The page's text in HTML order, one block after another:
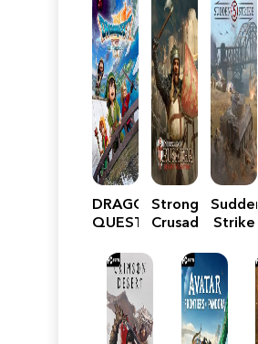
DRAGON
QUEST
Reimagined
Stronghold
Crusader:
Edition
Sudden
Strike